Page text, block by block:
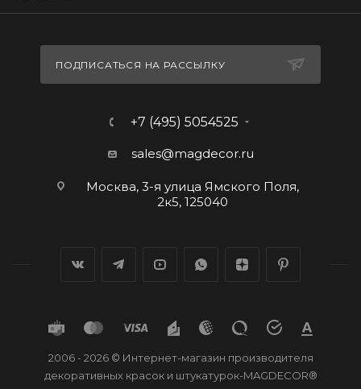
ПОДПИСАТЬСЯ НА РАССЫЛКУ
+7 (495) 5054525
sales@magdecor.ru
Москва, 3-я улица Ямского Поля,
2к5, 125040
2006 - 2026 © Интернет-магазин производителя
декоративных красок и штукатурок-MAGDECOR®